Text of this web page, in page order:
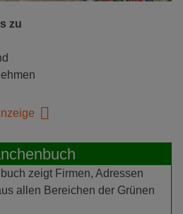
zu
zeigt Firmen, Adressen
allen Bereichen der Grünen